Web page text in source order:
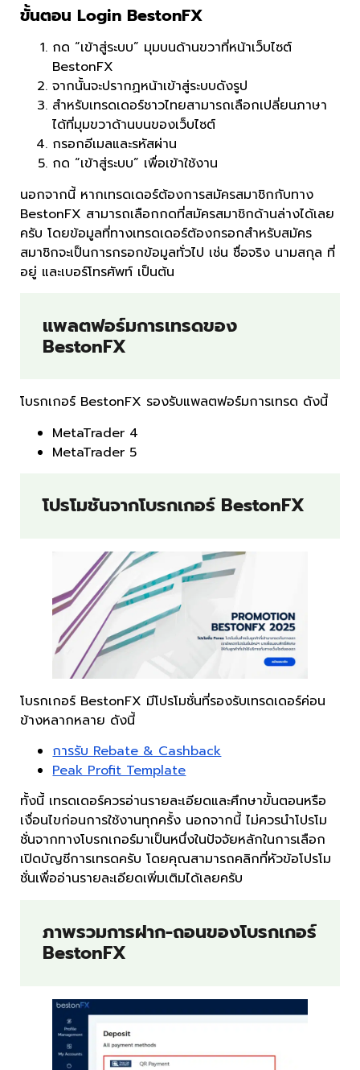
ขั้นตอน Login BestonFX
กด “เข้าสู่ระบบ” มุมบนด้านขวาที่หน้าเว็บไซต์
BestonFX
จากนั้นจะปรากฏหน้าเข้าสู่ระบบดังรูป
สำหรับเทรดเดอร์ชาวไทยสามารถเลือกเปลี่ยนภาษา
ได้ที่มุมขวาด้านบนของเว็บไซต์
กรอกอีเมลและรหัสผ่าน
กด “เข้าสู่ระบบ” เพื่อเข้าใช้งาน
นอกจากนี้ หากเทรดเดอร์ต้องการสมัครสมาชิกกับทาง
BestonFX สามารถเลือกกดที่สมัครสมาชิกด้านล่างได้เลย
ครับ โดยข้อมูลที่ทางเทรดเดอร์ต้องกรอกสำหรับสมัคร
สมาชิกจะเป็นการกรอกข้อมูลทั่วไป เช่น ชื่อจริง นามสกุล ที่
อยู่ และเบอร์โทรศัพท์ เป็นต้น
แพลตฟอร์มการเทรดของ
BestonFX
โบรกเกอร์ BestonFX รองรับแพลตฟอร์มการเทรด ดังนี้
MetaTrader 4
MetaTrader 5
โปรโมชันจากโบรกเกอร์ BestonFX
โบรกเกอร์ BestonFX มีโปรโมชั่นที่รองรับเทรดเดอร์ค่อน
ข้างหลากหลาย ดังนี้
การรับ Rebate & Cashback
Peak Profit Template
ทั้งนี้ เทรดเดอร์ควรอ่านรายละเอียดและศึกษาขั้นตอนหรือ
เงื่อนไขก่อนการใช้งานทุกครั้ง นอกจากนี้ ไม่ควรนำโปรโม
ชั่นจากทางโบรกเกอร์มาเป็นหนึ่งในปัจจัยหลักในการเลือก
เปิดบัญชีการเทรดครับ โดยคุณสามารถคลิกที่หัวข้อโปรโม
ชั่นเพื่ออ่านรายละเอียดเพิ่มเติมได้เลยครับ
ภาพรวมการฝาก-ถอนของโบรกเกอร์
BestonFX